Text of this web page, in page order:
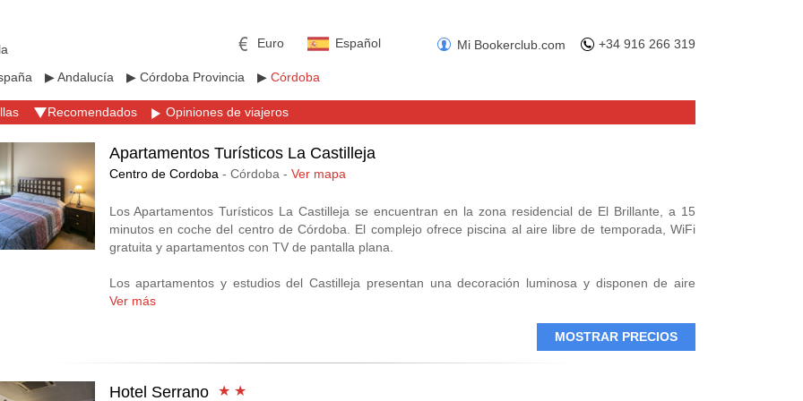
+34 916 266 319
Mi Bookerclub.com
Español
Euro
Yen japonés Peso mexicano
▶Andalucía ▶ Córdoba Provincia ▶ Córdoba
Recomendados Opiniones de viajeros
Apartamentos Turísticos La Castilleja
Centro de Cordoba - Córdoba - Ver mapa
Los Apartamentos Turísticos La Castilleja se encuentran en la zona residencial de El Brillante, a 15
minutos en coche del centro de Córdoba. El complejo ofrece piscina al aire libre de temporada, WiFi
gratuita y apartamentos con TV de pantalla plana.
Los apartamentos y estudios del Castilleja presentan una decoración luminosa y disponen de aire
acondicionado. Cuentan con calefacción y zona de cocina con microondas, nevera y vitrocerámica.
Hay una pequeña selección de restaurantes y bares a 10 minutos en coche del establecimiento.
autobús que ofrece fácil acceso al centro de Córdoba, incluida la famosa mezquita. El aeropuerto de
Ver más
MOSTRAR PRECIOS
Hotel Serrano ★ ★